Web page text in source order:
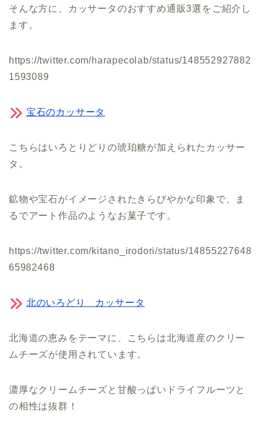
そんな方に、カッサータのおすすめ通販3選をご紹介し
ます。
https://twitter.com/harapecolab/status/148552927882
1593089
宝石のカッサータ
こちらはいろとりどりの琥珀糖が加えられたカッサー
タ。
鉱物や宝石がイメージされたきらびやかな印象で、ま
るでアート作品のようなお菓子です。
https://twitter.com/kitano_irodori/status/14855227648
65982468
北のいろどり カッサータ
北海道の恵みをテーマに、こちらは北海道産のクリー
ムチーズが使用されています。
濃厚なクリームチーズと甘酸っぱいドライフルーツと
の相性は抜群！